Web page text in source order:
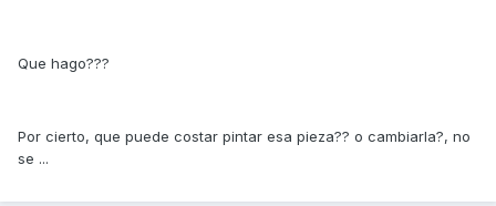
Que hago???
Por cierto, que puede costar pintar esa pieza?? o cambiarla?, no
se ...